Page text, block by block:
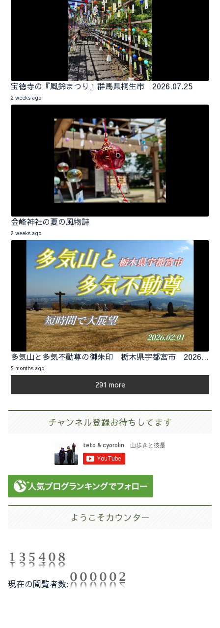
宝徳寺の『風鈴まつり』群馬県桐生市 2026.07.25
2 weeks ago
金峰神社の夏の風物詩
2 weeks ago
多気山と多気不動尊の御朱印 栃木県宇都宮市 2026.02.01
5 months ago
291 more
チャンネル登録お待ちしてます
ようこそカウンター
現在の閲覧者数: